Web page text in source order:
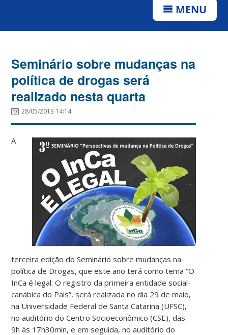
MENU
Seminário sobre mudanças na
política de drogas será
realizado nesta quarta
28/05/2013 14:14
A
terceira edição do Seminário sobre mudanças na
política de Drogas, que este ano terá como tema “O
InCa é legal: O registro da primeira entidade social-
canábica do País”, será realizada no dia 29 de maio,
na Universidade Federal de Santa Catarina (UFSC),
no auditório do Centro Socioeconômico (CSE), das
9h às 17h30min, e em seguida, no auditório do